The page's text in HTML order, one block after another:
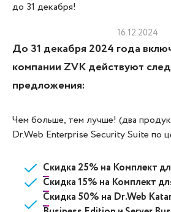
16.12.2024
До 31 декабря 2024 года
компании ZVK действуют
предложения:
Чем больше, тем лучше! (два
Dr.Web Enterprise Security Suite по
Скидка 25% на Комплект
Скидка 15% на Комплект
Скидка 50% на Dr.Web